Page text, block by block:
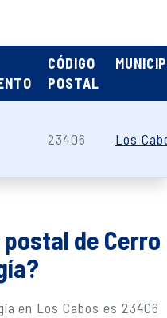
CÓDIGO
POSTAL
23406 Los
de Cerro
en Los Cabos es 23406